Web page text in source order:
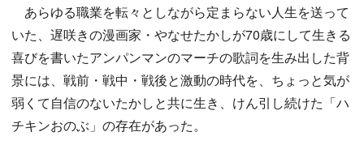
あらゆる職業を転々としながら定まらない人生を送って
いた、遅咲きの漫画家・やなせたかしが70歳にして生きる
喜びを書いたアンパンマンのマーチの歌詞を生み出した背
景には、戦前・戦中・戦後と激動の時代を、ちょっと気が
弱くて自信のないたかしと共に生き、けん引し続けた「ハ
チキンおのぶ」の存在があった。